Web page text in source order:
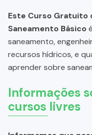
Este Curso Gratuito
Saneamento Básico
saneamento,
recursos hídricos, e
aprender sobre
Informações
cursos livres